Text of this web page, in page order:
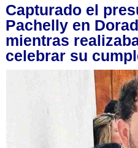
Capturado el
Pachelly en
mientras
celebrar su